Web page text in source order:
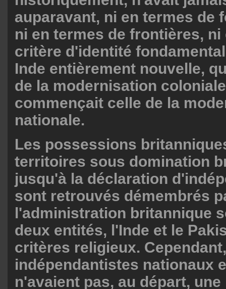
auparavant, ni en termes de
ni en termes de frontières, ni
critère d'identité
Inde entièrement nouvelle,
de la modernisation
commençait celle de la
nationale.
Les possessions
territoires sous domination
jusqu'à la déclaration
sont retrouvés démembrés
l'administration britannique
deux entités, l'Inde et le
critères religieux.
indépendantistes nationaux
n'avaient pas, au départ,